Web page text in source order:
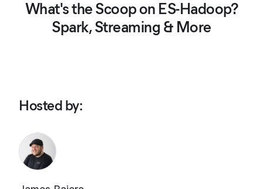
What's the Scoop on ES-Hadoop?
Spark, Streaming & More
Hosted by: